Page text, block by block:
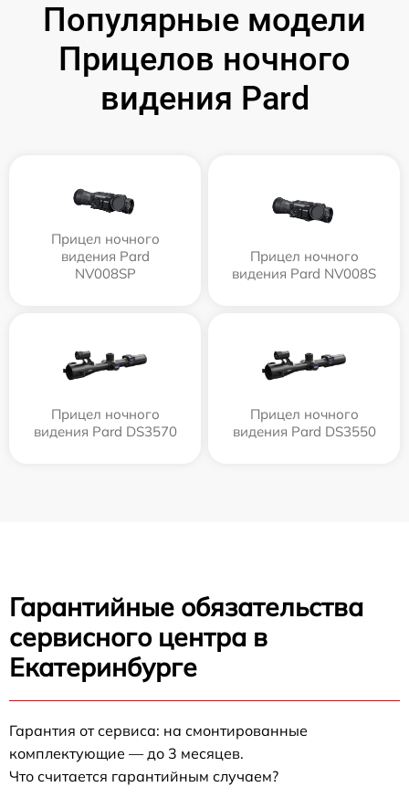
Популярные модели
Прицелов ночного
видения Pard
Прицел ночного
видения Pard
NV008SP
Прицел ночного
видения Pard NV008S
Прицел ночного
видения Pard DS3570
Прицел ночного
видения Pard DS3550
Гарантийные обязательства
сервисного центра в
Екатеринбурге
Гарантия от сервиса: на смонтированные
комплектующие — до 3 месяцев.
Что считается гарантийным случаем?